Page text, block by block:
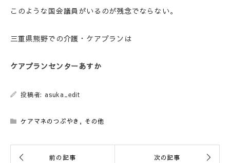
このような国会議員がいるのが残念でならない。
三重県熊野での介護・ケアプランは
ケアプランセンターあすか
投稿者: asuka_edit
ケアマネのつぶやき , その他